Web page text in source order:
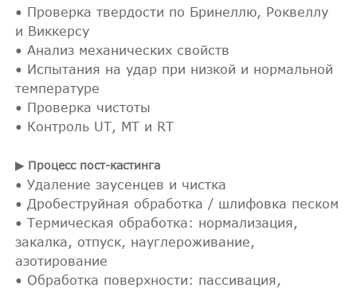
• Проверка твердости по Бринеллю, Роквеллу
и Виккерсу
• Анализ механических свойств
• Испытания на удар при низкой и нормальной
температуре
• Проверка чистоты
• Контроль UT, MT и RT
▶ Процесс пост-кастинга
• Удаление заусенцев и чистка
• Дробеструйная обработка / шлифовка песком
• Термическая обработка: нормализация,
закалка, отпуск, науглероживание,
азотирование
• Обработка поверхности: пассивация,